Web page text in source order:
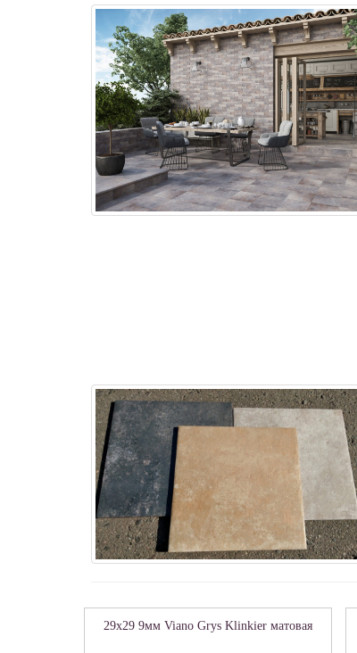
29x29 9мм Viano Grys Klinkier матовая